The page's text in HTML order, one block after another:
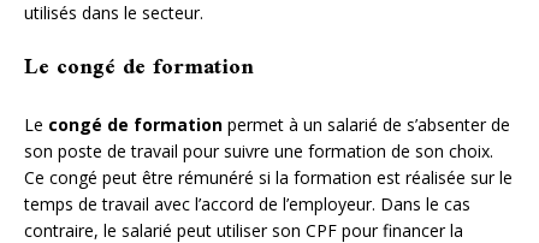
utilisés dans le secteur.
Le congé de formation
Le congé de formation permet à un salarié de s’absenter de
son poste de travail pour suivre une formation de son choix.
Ce congé peut être rémunéré si la formation est réalisée sur le
temps de travail avec l’accord de l’employeur. Dans le cas
contraire, le salarié peut utiliser son CPF pour financer la